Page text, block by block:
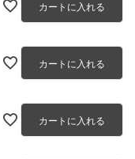
カートに入れる
カートに入れる
カートに入れる